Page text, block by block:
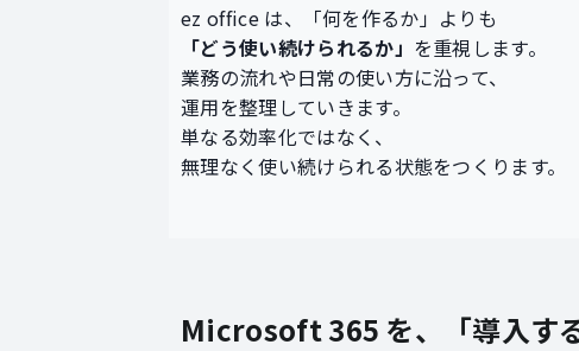
ez office は、「何を作るか」よりも
「どう使い続けられるか」 を重視します。
業務の流れや日常の使い方に沿って、
運用を整理していきます。
単なる効率化ではなく、
無理なく使い続けられる状態をつくります。
Microsoft 365 を、「導入す